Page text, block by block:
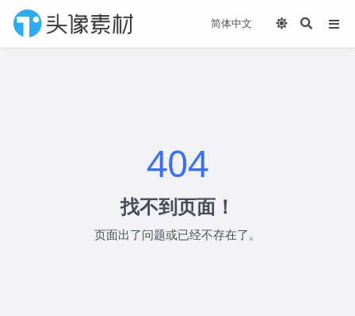
404
找不到页面！
页面出了问题或已经不存在了。